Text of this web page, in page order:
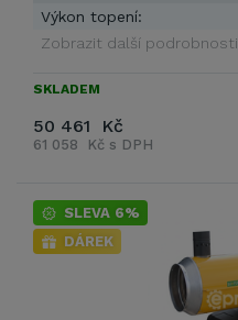
Výkon topení:
Zobrazit další podrobnosti
SKLADEM
50 461 Kč
61 058 Kč s DPH
SLEVA 6%
DÁREK